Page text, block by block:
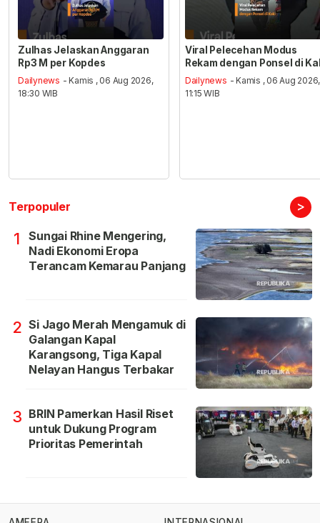
Zulhas Jelaskan Anggaran
Rp3 M per Kopdes
Dailynews - Kamis , 06 Aug 2026,
18:30 WIB
Viral Pelecehan Modus
Rekam dengan Ponsel di
Dailynews - Kamis , 06 Aug 2026,
11:15 WIB
Terpopuler >
1
Sungai Rhine Mengering,
Nadi Ekonomi Eropa
Terancam Kemarau Panjang
2 Si Jago Merah Mengamuk di
Galangan Kapal
Karangsong, Tiga Kapal
Nelayan Hangus Terbakar
3 BRIN Pamerkan Hasil Riset
untuk Dukung Program
Prioritas Pemerintah